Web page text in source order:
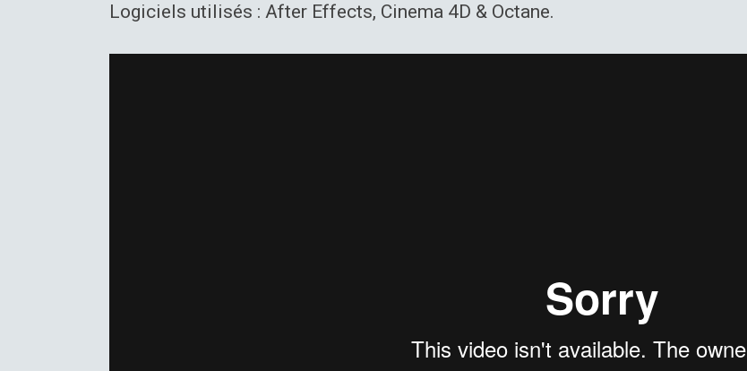
Logiciels utilisés : After Effects, Cinema 4D & Octane.